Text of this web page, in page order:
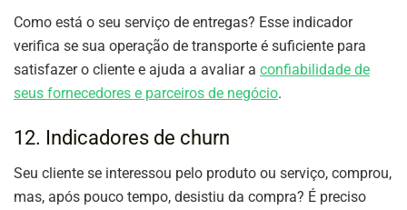
Como está o seu serviço de entregas? Esse indicador
verifica se sua operação de transporte é suficiente para
satisfazer o cliente e ajuda a avaliar a confiabilidade de
seus fornecedores e parceiros de negócio.
12. Indicadores de churn
Seu cliente se interessou pelo produto ou serviço, comprou,
mas, após pouco tempo, desistiu da compra? É preciso